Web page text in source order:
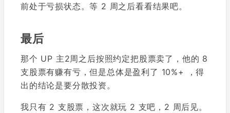
前处于亏损状态。等 2 周之后看看结果吧。
最后
那个 UP 主2周之后按照约定把股票卖了，他的 8
支股票有赚有亏，但是总体是盈利了 10%+ ，得
出的结论是要分散投资。
我只有 2 支股票，这次就玩 2 支吧，2 周后见。